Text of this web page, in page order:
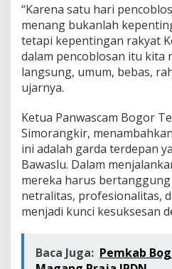
“Karena satu hari
menang bukanlah
tetapi kepentingan rakyat
dalam pencoblosan itu kita
langsung, umum, bebas,
ujarnya.
Ketua Panwascam Bogor
Simorangkir,
ini adalah garda terdepan
Bawaslu. Dalam
mereka harus
netralitas, profesionalitas,
menjadi kunci kesuksesan
Baca Juga: Pemkab